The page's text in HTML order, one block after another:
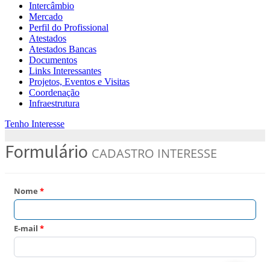
Intercâmbio
Mercado
Perfil do Profissional
Atestados
Atestados Bancas
Documentos
Links Interessantes
Projetos, Eventos e Visitas
Coordenação
Infraestrutura
Tenho Interesse